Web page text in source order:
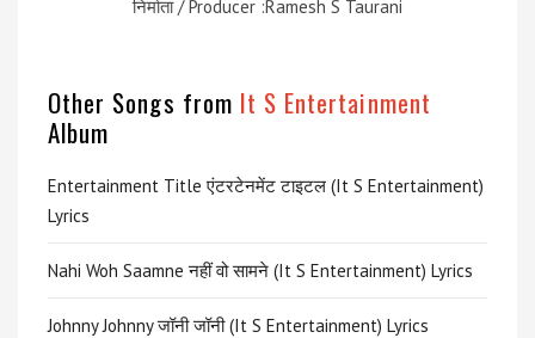
निर्माता / Producer :Ramesh S Taurani
Other Songs from It S Entertainment
Album
Entertainment Title एंटरटेनमेंट टाइटल (It S Entertainment)
Lyrics
Nahi Woh Saamne नहीं वो सामने (It S Entertainment) Lyrics
Johnny Johnny जॉनी जॉनी (It S Entertainment) Lyrics